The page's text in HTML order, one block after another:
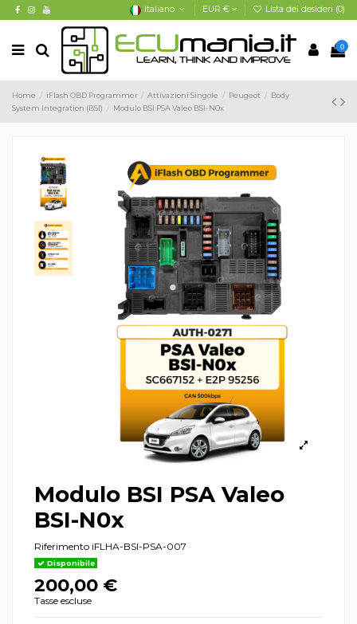
Italiano EUR € Lista dei desideri (0)
0
Home iFlash OBD Programmer Attivazioni Singole Peugeot
Body
System Integration (BSI)
Modulo BSI PSA Valeo BSI-N0x
Modulo BSI PSA Valeo
BSI-N0x
Riferimento iFLHA-BSI-PSA-007
Disponibile
200,00 €
Tasse escluse